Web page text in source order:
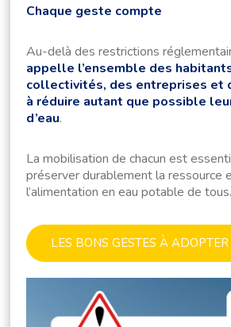
Chaque geste compte
Au-delà des restrictions
appelle l’ensemble des
collectivités, des entreprises et
à réduire autant que possible
d’eau.
La mobilisation de chacun est
préserver durablement la ressource
l’alimentation en eau potable de tous.
LES BONS GESTES À ADOPTER